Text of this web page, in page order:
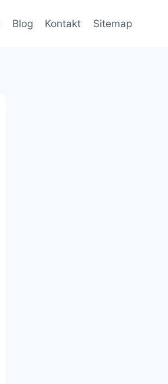
Blog Kontakt Sitemap